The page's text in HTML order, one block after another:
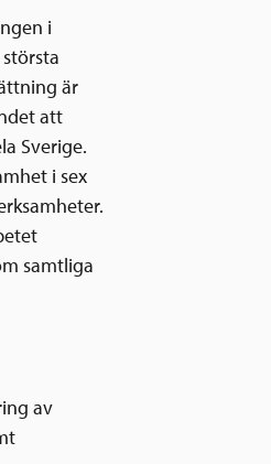
i
är
att
Sverige.
i sex
samtliga
av